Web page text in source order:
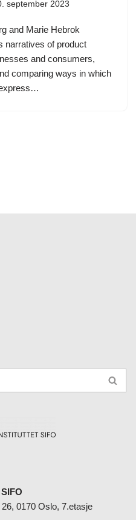
september 2023
and Marie Hebrok
narratives of product
and consumers,
comparing ways in which
0170 Oslo, 7.etasje